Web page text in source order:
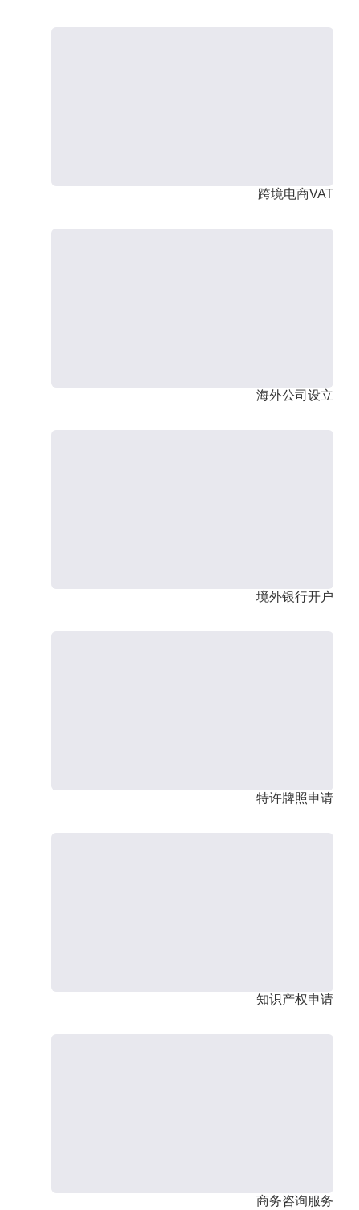
跨境电商VAT
海外公司设立
境外银行开户
特许牌照申请
知识产权申请
商务咨询服务